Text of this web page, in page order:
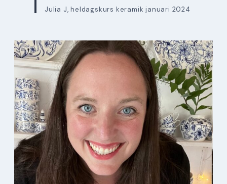
Julia J, heldagskurs keramik januari 2024